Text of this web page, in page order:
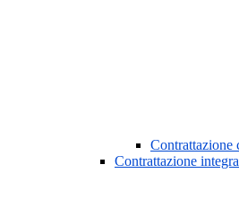
Contrattazione
Contrattazione